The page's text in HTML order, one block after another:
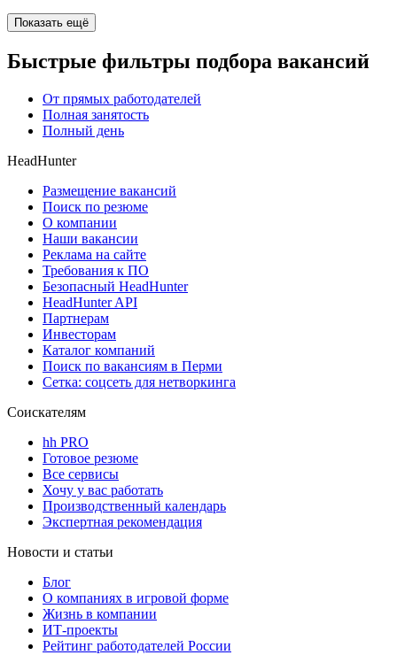
Показать ещё
Быстрые фильтры подбора вакансий
От прямых работодателей
Полная занятость
Полный день
HeadHunter
Размещение вакансий
Поиск по резюме
О компании
Наши вакансии
Реклама на сайте
Требования к ПО
Безопасный HeadHunter
HeadHunter API
Партнерам
Инвесторам
Каталог компаний
Поиск по вакансиям в Перми
Сетка: соцсеть для нетворкинга
Соискателям
hh PRO
Готовое резюме
Все сервисы
Хочу у вас работать
Производственный календарь
Экспертная рекомендация
Новости и статьи
Блог
О компаниях в игровой форме
Жизнь в компании
ИТ-проекты
Рейтинг работодателей России